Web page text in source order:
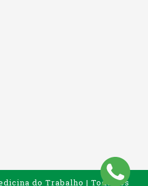
do Trabalho | Todos os